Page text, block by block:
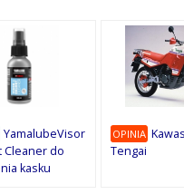
YamalubeVisor
Cleaner do
kasku
OPINIA
Tengai